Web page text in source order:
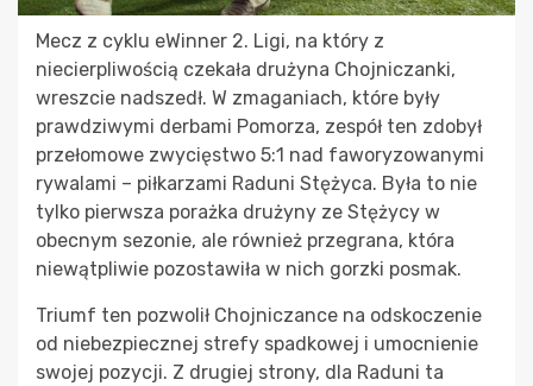
Mecz z cyklu eWinner 2. Ligi, na który z
niecierpliwością czekała drużyna Chojniczanki,
wreszcie nadszedł. W zmaganiach, które były
prawdziwymi derbami Pomorza, zespół ten zdobył
przełomowe zwycięstwo 5:1 nad faworyzowanymi
rywalami – piłkarzami Raduni Stężyca. Była to nie
tylko pierwsza porażka drużyny ze Stężycy w
obecnym sezonie, ale również przegrana, która
niewątpliwie pozostawiła w nich gorzki posmak.
Triumf ten pozwolił Chojniczance na odskoczenie
od niebezpiecznej strefy spadkowej i umocnienie
swojej pozycji. Z drugiej strony, dla Raduni ta